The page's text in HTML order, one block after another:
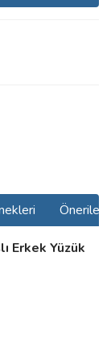
Erkek Yüzük